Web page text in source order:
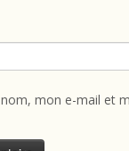
mon e-mail et